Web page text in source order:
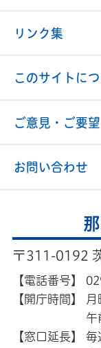
リンク集
このサイトに
ご意見・ご要望
お問い合わせ
〒311-0192
【電話番号】
【開庁時間】
月
午
【窓口延長】
毎